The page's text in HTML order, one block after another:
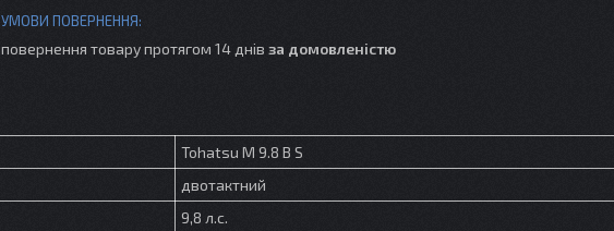
повернення товару протягом 14 днів за домовленістю
Tohatsu M 9.8 B S
двотактний
9,8 л.с.